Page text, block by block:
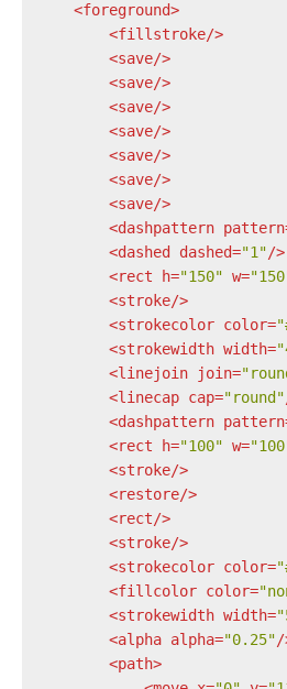
<foreground>
<fillstroke/>
<save/>
<save/>
<save/>
<save/>
<save/>
<save/>
<save/>
<dashpattern pattern
<dashed dashed="1"/>
<rect h="150" w=
<stroke/>
<strokecolor color=
<strokewidth width=
<linejoin join=
<linecap cap="round"
<dashpattern pattern
<rect h="100" w=
<stroke/>
<restore/>
<rect/>
<stroke/>
<strokecolor color=
<fillcolor color=
<strokewidth width=
<alpha alpha="0.25"/
<path>